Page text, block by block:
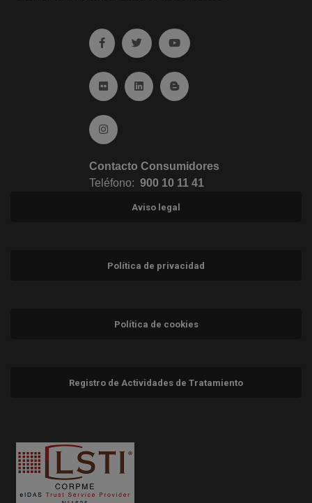
Ir a facebook (abre en ventana nueva)
Ir a twitter (abre en ventana nueva)
Ir a YouTube (abre en
Ir a Flickr (abre en ventana nueva)
Ir a Linkedin (abre en ventana nueva)
Ir al Blog (abre en ventana
Ir a Instagram (abre en ventana nueva)
Contacto Consumidores
Teléfono: 900 10 11 41
Aviso legal
Política de privacidad
Política de cookies
Registro de Actividades de Tratamiento